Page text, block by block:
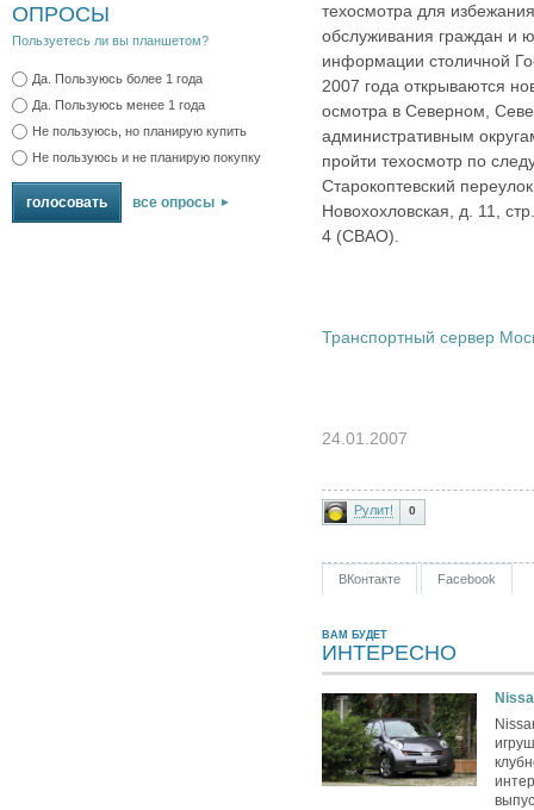
ОПРОСЫ
Пользуетесь ли вы планшетом?
Да. Пользуюсь более 1 года
Да. Пользуюсь менее 1 года
Не пользуюсь, но планирую купить
Не пользуюсь и не планирую покупку
все опросы
техосмотра для
обслуживания граждан и
информации столичной
2007 года открываются
осмотра в Северном,
административным
пройти техосмотр по
Старокоптевский
Новохохловская, д. 11,
4 (СВАО).
Транспортный сервер
24.01.2007
Рулит! 0
ВКонтакте Facebook
ВАМ БУДЕТ
ИНТЕРЕСНО